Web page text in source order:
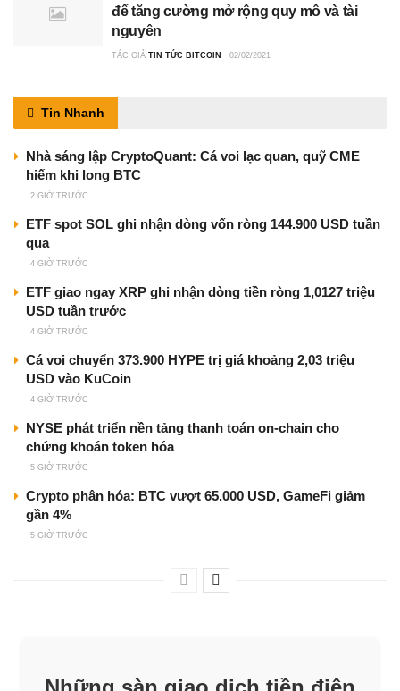
để tăng cường mở rộng quy mô và tài
nguyên
TÁC GIẢ TIN TỨC BITCOIN 02/02/2021
Tin Nhanh
Nhà sáng lập CryptoQuant: Cá voi lạc quan, quỹ CME
hiếm khi long BTC
2 GIỜ TRƯỚC
ETF spot SOL ghi nhận dòng vốn ròng 144.900 USD tuần
qua
4 GIỜ TRƯỚC
ETF giao ngay XRP ghi nhận dòng tiền ròng 1,0127 triệu
USD tuần trước
4 GIỜ TRƯỚC
Cá voi chuyển 373.900 HYPE trị giá khoảng 2,03 triệu
USD vào KuCoin
4 GIỜ TRƯỚC
NYSE phát triển nền tảng thanh toán on-chain cho
chứng khoán token hóa
5 GIỜ TRƯỚC
Crypto phân hóa: BTC vượt 65.000 USD, GameFi giảm
gần 4%
5 GIỜ TRƯỚC